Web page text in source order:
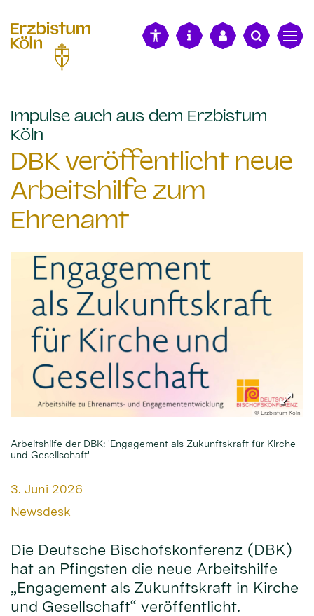
Impulse auch aus dem Erzbistum
Köln
DBK veröffentlicht neue
Arbeitshilfe zum
Ehrenamt
© Erzbistum Köln
Arbeitshilfe der DBK: 'Engagement als Zukunftskraft für Kirche
und Gesellschaft'
Datum:
3. Juni 2026
Von:
Newsdesk
Die Deutsche Bischofskonferenz (DBK)
hat an Pfingsten die neue Arbeitshilfe
„Engagement als Zukunftskraft in Kirche
und Gesellschaft“ veröffentlicht.